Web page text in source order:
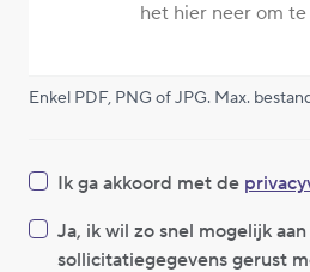
het hier neer om
Enkel PDF, PNG of JPG. Max.
Ik ga akkoord met de
Ja, ik wil zo snel mogelijk
sollicitatiegegevens gerust